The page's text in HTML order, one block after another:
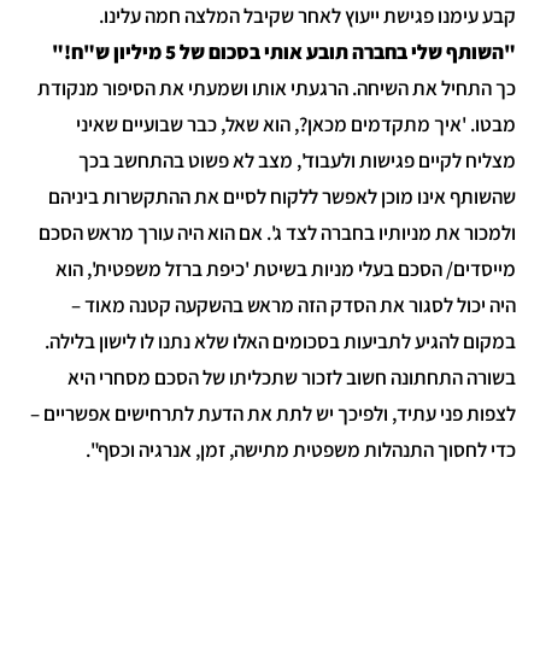
עימנו פגישת ייעוץ לאחר שקיבל המלצה חמה עלינו.
שלי בחברה תובע אותי בסכום של 5 מיליון ש"ח!"
התחיל את השיחה. הרגעתי אותו ושמעתי את הסיפור מנקודת
'איך מתקדמים מכאן?, הוא שאל, כבר שבועיים שאיני
לקיים פגישות ולעבוד', מצב לא פשוט בהתחשב בכך
אינו מוכן לאפשר ללקוח לסיים את ההתקשרות ביניהם
את מניותיו בחברה לצד ג'. אם הוא היה עורך מראש הסכם
הסכם בעלי מניות בשיטת 'כיפת ברזל משפטית', הוא
יכול לסגור את הסדק הזה מראש בהשקעה קטנה מאוד –
להגיע לתביעות בסכומים האלו שלא נתנו לו לישון בלילה.
התחתונה חשוב לזכור שתכליתו של הסכם מסחרי היא
פני עתיד, ולפיכך יש לתת את הדעת לתרחישים אפשריים –
לחסוך התנהלות משפטית מתישה, זמן, אנרגיה וכסף".